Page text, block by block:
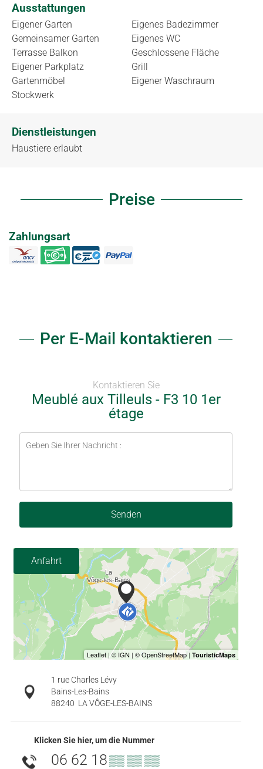
Ausstattungen
Eigener Garten
Gemeinsamer Garten
Terrasse Balkon
Eigener Parkplatz
Gartenmöbel
Stockwerk
Eigenes Badezimmer
Eigenes WC
Geschlossene Fläche
Grill
Eigener Waschraum
Dienstleistungen
Haustiere erlaubt
Preise
Zahlungsart
Per E-Mail kontaktieren
Kontaktieren Sie
Meublé aux Tilleuls - F3 10 1er
étage
Senden
Anfahrt
1 rue Charles Lévy
Bains-Les-Bains
88240 LA VÔGE-LES-BAINS
Klicken Sie hier, um die Nummer
06 62 18▒▒ ▒▒ ▒▒